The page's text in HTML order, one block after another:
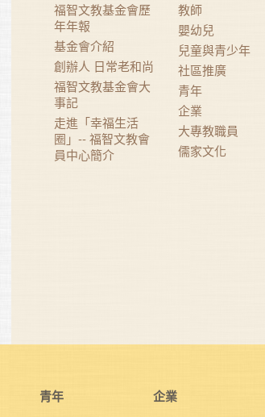
福智文教基金會歷
年年報
基金會介紹
創辦人 日常老和尚
福智文教基金會大
事記
走進「幸福生活
圈」-- 福智文教會
員中心簡介
教師
嬰幼兒
兒童與青少年
社區推廣
青年
企業
大專教職員
儒家文化
青年 企業